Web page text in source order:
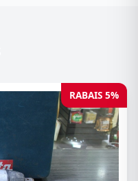
RABAIS 5%